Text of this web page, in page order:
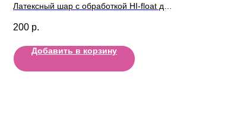
Латексный шар с обработкой HI-float для
200 р.
Добавить в корзину